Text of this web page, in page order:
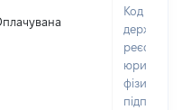
Код в
реєстрі
фізичних